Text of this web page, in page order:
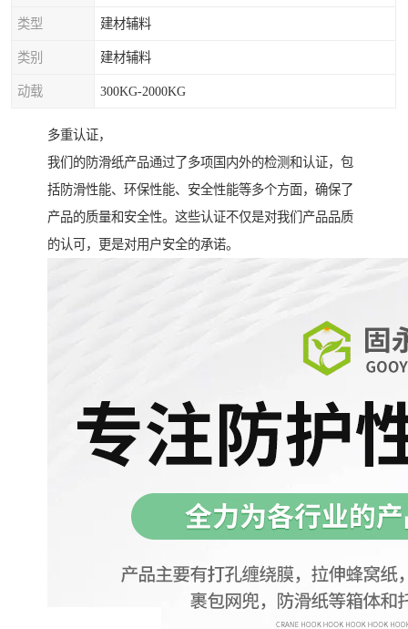
类型 建材辅料
类别 建材辅料
动载 300KG-2000KG
多重认证，
我们的防滑纸产品通过了多项国内外的检测和认证，包
括防滑性能、环保性能、安全性能等多个方面，确保了
产品的质量和安全性。这些认证不仅是对我们产品品质
的认可，更是对用户安全的承诺。